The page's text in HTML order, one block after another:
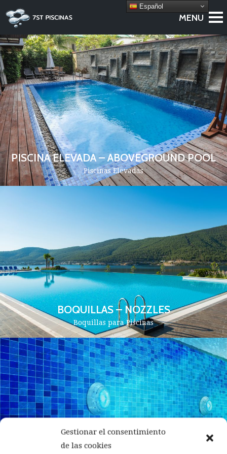
Gestionar el consentimiento
de las cookies
PISCINA ELEVADA – ABOVEGROUND POOL
Piscinas Elevadas
BOQUILLAS – NOZZLES
Boquillas para Piscinas
Español